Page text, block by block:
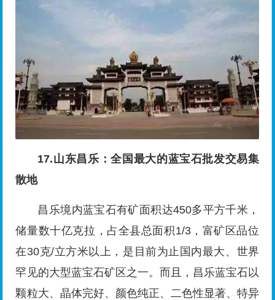
17.山东昌乐：全国最大的蓝宝石批发交易集
散地
昌乐境内蓝宝石有矿面积达450多平方千米，
储量数十亿克拉，占全县总面积1/3，富矿区品位
在30克/立方米以上，是目前为止国内最大、世界
罕见的大型蓝宝石矿区之一。而且，昌乐蓝宝石以
颗粒大、晶体完好、颜色纯正、二色性显著、特异